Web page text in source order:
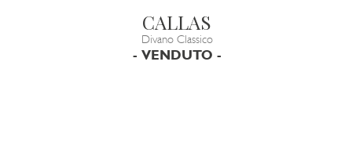
CALLAS
Divano Classico
- VENDUTO -